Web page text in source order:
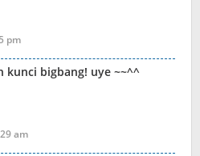
pm
kunci bigbang! uye ~~^^
am